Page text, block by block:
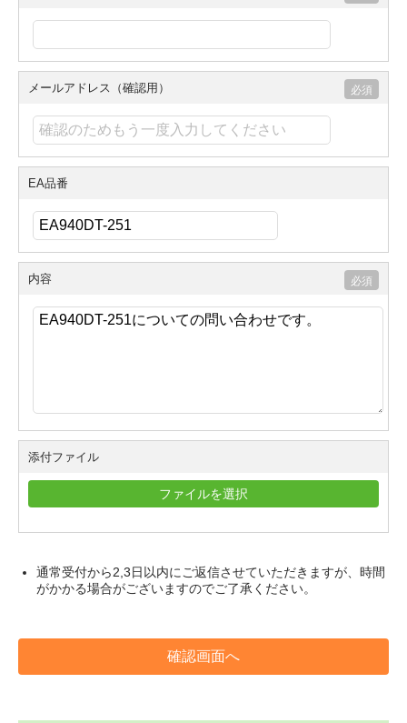
メールアドレス（確認用）
EA品番
内容
添付ファイル
ファイルを選択
通常受付から2,3日以内にご返信させていただきますが、時間
がかかる場合がございますのでご了承ください。
確認画面へ